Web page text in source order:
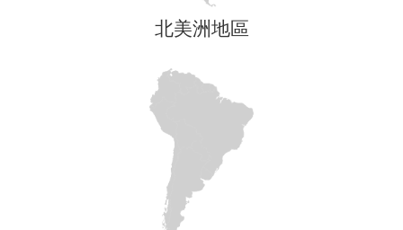
北美洲地區